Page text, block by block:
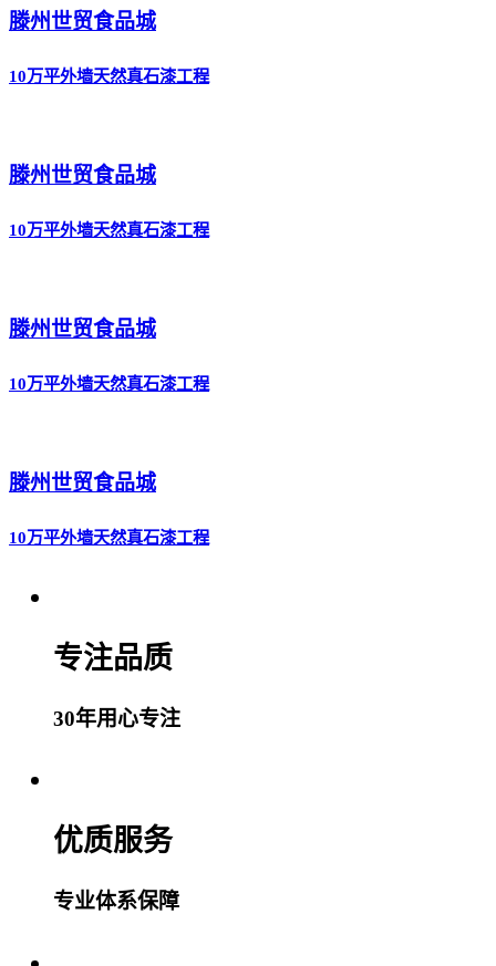
滕州世贸食品城
10万平外墙天然真石漆工程
滕州世贸食品城
10万平外墙天然真石漆工程
滕州世贸食品城
10万平外墙天然真石漆工程
滕州世贸食品城
10万平外墙天然真石漆工程
专注品质
30年用心专注
优质服务
专业体系保障